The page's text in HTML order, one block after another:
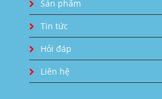
Sản phẩm
Tin tức
Hỏi đáp
Liên hệ